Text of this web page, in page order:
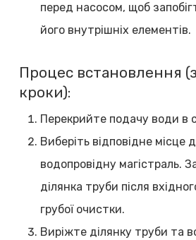
перед насосом, щоб
його внутрішніх елементів.
Процес встановлення
кроки):
Перекрийте подачу води в
Виберіть відповідне місце
водопровідну магістраль.
ділянка труби після
грубої очистки.
Виріжте ділянку труби та